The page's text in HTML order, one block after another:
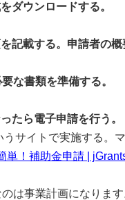
ダウンロードする。
記載する。申請者の
な書類を準備する。
たら電子申請を行う。
うサイトで実施する。
単！補助金申請 |
は事業計画になりま